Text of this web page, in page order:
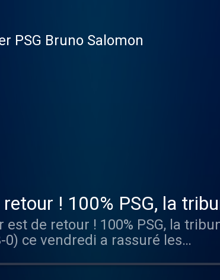
PSG Bruno Salomon
! 100% PSG, la
de retour ! 100% PSG, la
0) ce vendredi a rassuré les
Dembele. Auteur d'un
à l'heure : le Ballon d'Or est de